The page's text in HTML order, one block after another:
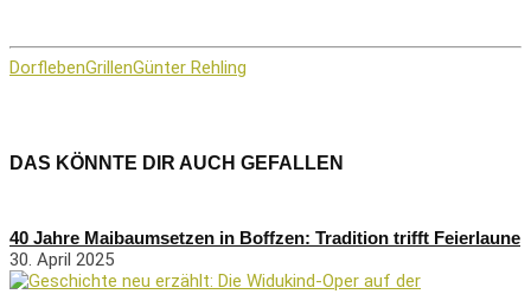
DorflebenGrillenGünter Rehling
DAS KÖNNTE DIR AUCH GEFALLEN
40 Jahre Maibaumsetzen in Boffzen: Tradition trifft Feierlaune
30. April 2025